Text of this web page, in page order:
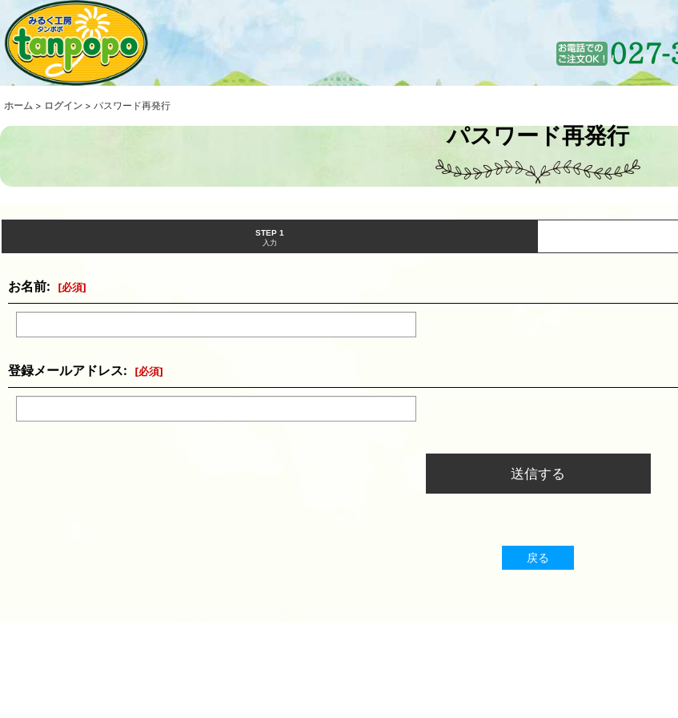
ホーム > ログイン > パスワード再発行
パスワード再発行
STEP 1
入力
お名前: [必須]
登録メールアドレス: [必須]
送信する
戻る